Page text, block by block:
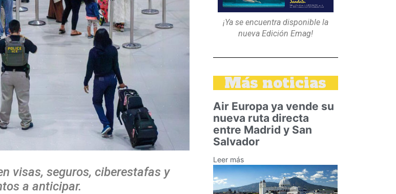
visas, seguros, ciberestafas y
a anticipar.
¡Ya se encuentra disponible la
nueva Edición Emag!
Más noticias
Air Europa ya vende su
nueva ruta directa
entre Madrid y San
Salvador
Leer más